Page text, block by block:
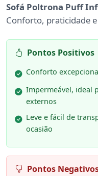
Sofá Poltrona Puff
Conforto, praticidade
Pontos Positivos
Conforto
Impermeável, ideal
externos
Leve e fácil de
ocasião
Pontos